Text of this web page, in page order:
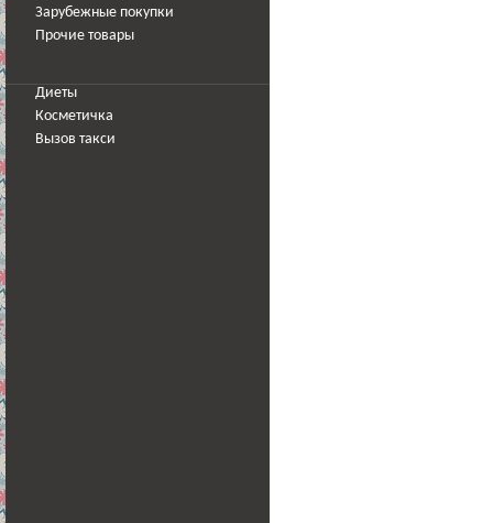
Зарубежные покупки
Прочие товары
Диеты
Косметичка
Вызов такси